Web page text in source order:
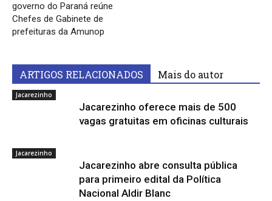
governo do Paraná reúne
Chefes de Gabinete de
prefeituras da Amunop
ARTIGOS RELACIONADOS Mais do autor
Jacarezinho
Jacarezinho oferece mais de 500
vagas gratuitas em oficinas culturais
Jacarezinho
Jacarezinho abre consulta pública
para primeiro edital da Política
Nacional Aldir Blanc